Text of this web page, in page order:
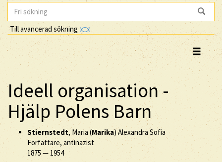
Till avancerad sökning
Ideell organisation -
Hjälp Polens Barn
Stiernstedt, Maria (Marika) Alexandra Sofia
Författare, antinazist
1875 — 1954